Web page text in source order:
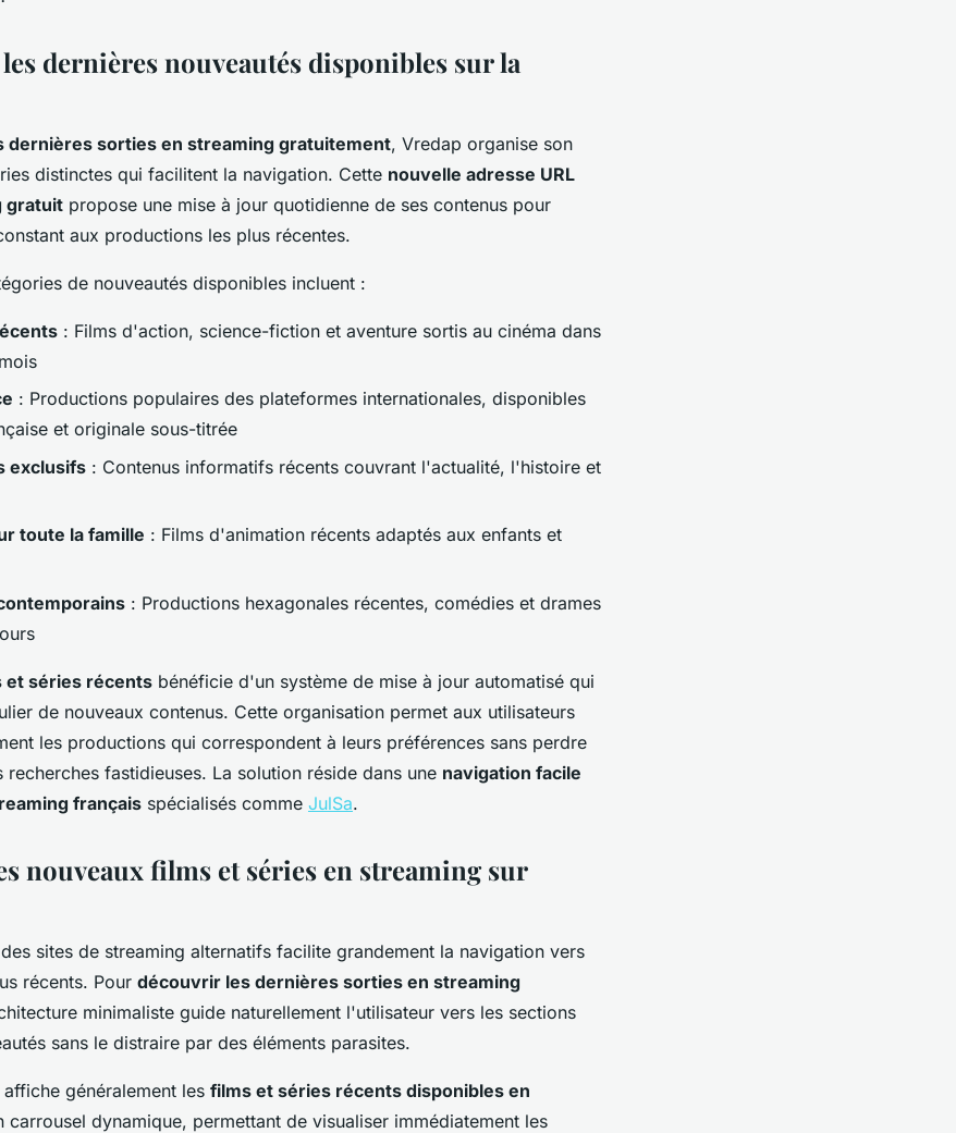
dernières nouveautés disponibles sur la
dernières sorties en streaming gratuitement, Vredap organise son
distinctes qui facilitent la navigation. Cette nouvelle adresse URL
gratuit propose une mise à jour quotidienne de ses contenus pour
aux productions les plus récentes.
de nouveautés disponibles incluent :
: Films d'action, science-fiction et aventure sortis au cinéma dans
: Productions populaires des plateformes internationales, disponibles
et originale sous-titrée
exclusifs : Contenus informatifs récents couvrant l'actualité, l'histoire et
toute la famille : Films d'animation récents adaptés aux enfants et
: Productions hexagonales récentes, comédies et drames
et séries récents bénéficie d'un système de mise à jour automatisé qui
de nouveaux contenus. Cette organisation permet aux utilisateurs
les productions qui correspondent à leurs préférences sans perdre
recherches fastidieuses. La solution réside dans une navigation facile
français spécialisés comme JulSa.
nouveaux films et séries en streaming sur
sites de streaming alternatifs facilite grandement la navigation vers
récents. Pour découvrir les dernières sorties en streaming
minimaliste guide naturellement l'utilisateur vers les sections
sans le distraire par des éléments parasites.
généralement les films et séries récents disponibles en
carrousel dynamique, permettant de visualiser immédiatement les